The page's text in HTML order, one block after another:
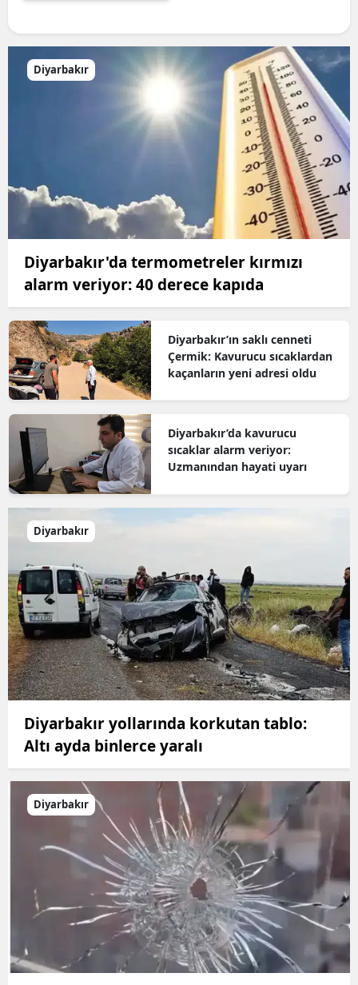
Diyarbakır
Diyarbakır'da termometreler kırmızı
alarm veriyor: 40 derece kapıda
Diyarbakır’ın saklı cenneti
Çermik: Kavurucu sıcaklardan
kaçanların yeni adresi oldu
Diyarbakır’da kavurucu
sıcaklar alarm veriyor:
Uzmanından hayati uyarı
Diyarbakır
Diyarbakır yollarında korkutan tablo:
Altı ayda binlerce yaralı
Diyarbakır